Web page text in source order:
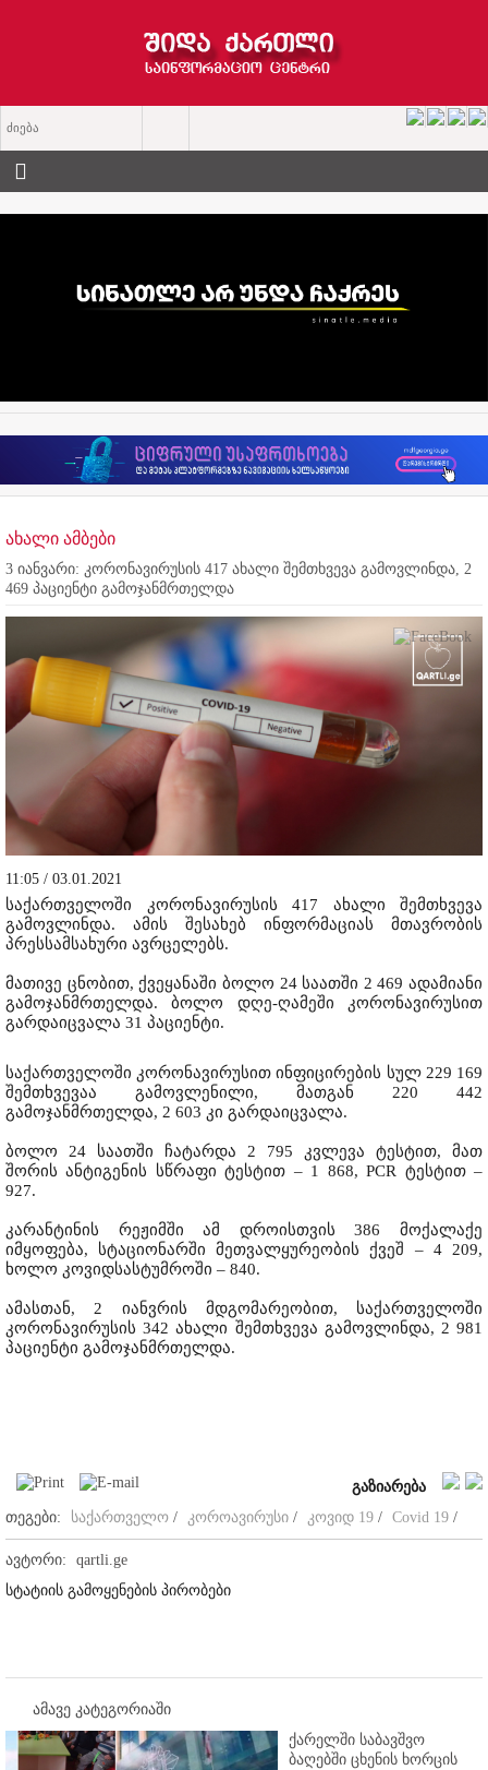
ახალი ამბები
3 იანვარი: კორონავირუსის 417 ახალი შემთხვევა გამოვლინდა, 2
469 პაციენტი გამოჯანმრთელდა
11:05 / 03.01.2021
საქართველოში კორონავირუსის 417 ახალი შემთხვევა
გამოვლინდა. ამის შესახებ ინფორმაციას მთავრობის
პრესსამსახური ავრცელებს.
მათივე ცნობით, ქვეყანაში ბოლო 24 საათში 2 469 ადამიანი
გამოჯანმრთელდა. ბოლო დღე-ღამეში კორონავირუსით
გარდაიცვალა 31 პაციენტი.
საქართველოში კორონავირუსით ინფიცირების სულ 229 169
შემთხვევაა გამოვლენილი, მათგან 220 442
გამოჯანმრთელდა, 2 603 კი გარდაიცვალა.
ბოლო 24 საათში ჩატარდა 2 795 კვლევა ტესტით, მათ
შორის ანტიგენის სწრაფი ტესტით – 1 868, PCR ტესტით –
927.
კარანტინის რეჟიმში ამ დროისთვის 386 მოქალაქე
იმყოფება, სტაციონარში მეთვალყურეობის ქვეშ – 4 209,
ხოლო კოვიდსასტუმროში – 840.
ამასთან, 2 იანვრის მდგომარეობით, საქართველოში
კორონავირუსის ​342 ახალი შემთხვევა გამოვლინდა, 2 981
პაციენტი გამოჯანმრთელდა.
გაზიარება
თეგები:
საქართველო / კოროავირუსი / კოვიდ 19 / Covid 19 /
ავტორი:
qartli.ge
სტატიის გამოყენების პირობები
ამავე კატეგორიაში
ქარელში საბავშვო
ბაღებში ცხენის ხორცის